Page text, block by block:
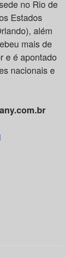
no Rio de
Estados
além
mais de
e é apontado
nacionais e